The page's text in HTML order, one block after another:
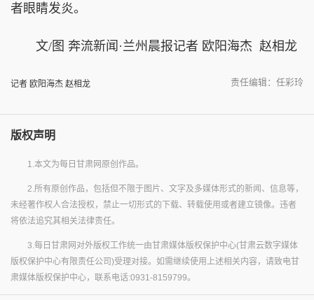
者眼睛发炎。
文/图 奔流新闻·兰州晨报记者 欧阳海杰 赵相龙
记者 欧阳海杰 赵相龙 责任编辑：任彩玲
版权声明
1.本文为每日甘肃网原创作品。
2.所有原创作品，包括但不限于图片、文字及多媒体形式的新闻、信息等，
未经著作权人合法授权，禁止一切形式的下载、转载使用或者建立镜像。违者
将依法追究其相关法律责任。
3.每日甘肃网对外版权工作统一由甘肃媒体版权保护中心(甘肃云数字媒体
版权保护中心有限责任公司)受理对接。如需继续使用上述相关内容，请致电甘
肃媒体版权保护中心，联系电话:0931-8159799。